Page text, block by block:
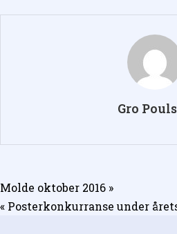
Gro
Innleggsnavigasjon
Molde oktober 2016 »
« Posterkonkurranse under